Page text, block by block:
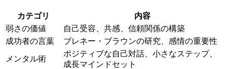
カテゴリ
内容
弱さの価値
自己受容、共感、信頼関係の構築
成功者の言葉
ブレネー・ブラウンの研究、感情の重要性
メンタル術
ポジティブな自己対話、小さなステップ、
成長マインドセット